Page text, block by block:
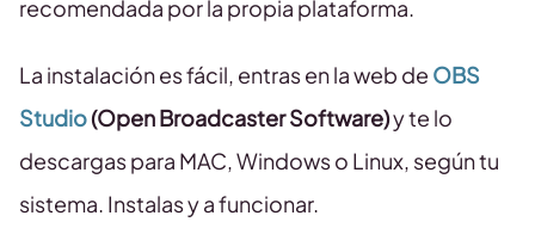
recomendada por la propia plataforma.
La instalación es fácil, entras en la web de OBS
Studio(Open Broadcaster Software)y te lo
descargas para MAC, Windows o Linux, según tu
sistema. Instalas y a funcionar.